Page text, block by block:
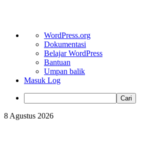
Tentang
WordPress
WordPress.org
Dokumentasi
Belajar WordPress
Bantuan
Umpan balik
Masuk Log
Cari
Skip
8 Agustus 2026